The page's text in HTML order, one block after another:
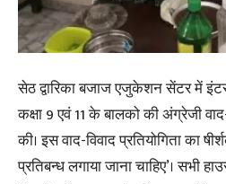
सेठ द्वारिका बजाज एजुकेशन सेंटर में
कक्षा 9 एवं 11 के बालको की अंग्रेजी
की। इस वाद-विवाद प्रतियोगिता का
प्रतिबन्ध लगाया जाना चाहिए’। सभी